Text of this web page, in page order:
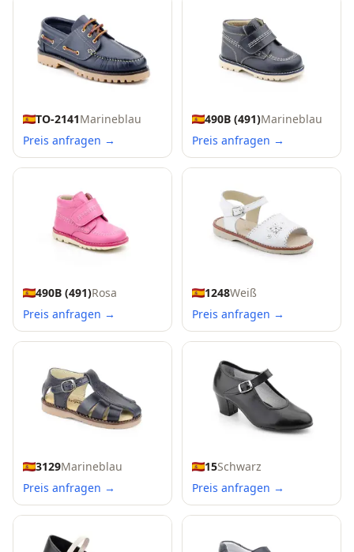
TO-2141Marineblau
Preis anfragen →
490B (491)Marineblau
Preis anfragen →
490B (491)Rosa
Preis anfragen →
1248Weiß
Preis anfragen →
3129Marineblau
Preis anfragen →
15Schwarz
Preis anfragen →